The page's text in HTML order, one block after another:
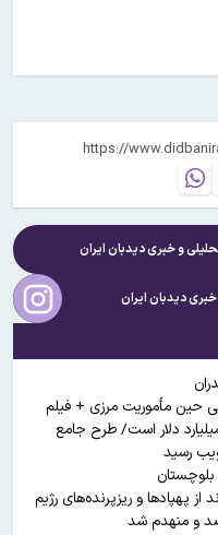
و خبریدیدبان ایران
خبریدیدبان ایران
صادرات ایران به عراق سالانه ۱۲ میلیارد دلار است/ طرح جامع
رسید
انتظامی: تعداد ۴۴ فروند از پهپاد‌ها و ریزپرنده‌های رژیم
و منهدم شد